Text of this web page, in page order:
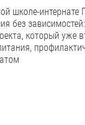
школе-интернате
без
который уже